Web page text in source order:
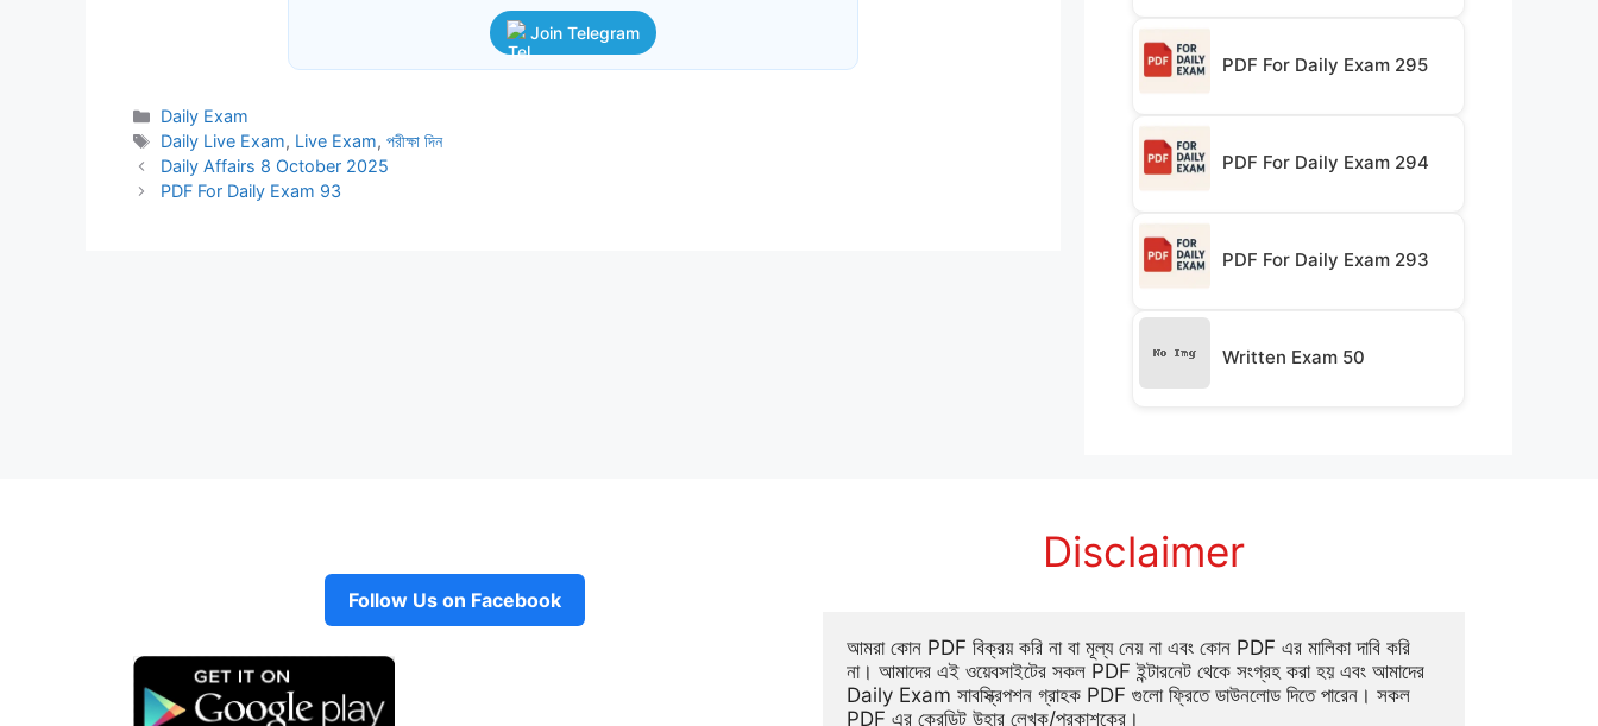
Join Telegram
Categories
Daily Exam
Tags
Daily Live Exam, Live Exam,পরীক্ষা দিন
Daily Affairs 8 October 2025
PDF For Daily Exam 93
PDF For Daily Exam 295
PDF For Daily Exam 294
PDF For Daily Exam 293
Written Exam 50
Follow Us on Facebook
Disclaimer
আমরা কোন PDF বিক্রয় করি না বা মূল্য নেয় না এবং কোন PDF এর মালিকা দাবি করি
না। আমাদের এই ওয়েবসাইটের সকল PDF ইন্টারনেট থেকে সংগ্রহ করা হয় এবং আমাদের
Daily Exam সাবস্ক্রিপশন গ্রাহক PDF গুলো ফ্রিতে ডাউনলোড দিতে পারেন। সকল
PDF এর ক্রেডিট উহার লেখক/প্রকাশকের।